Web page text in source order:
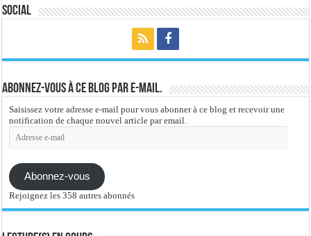
Social
Abonnez-vous à ce blog par e-mail.
Saisissez votre adresse e-mail pour vous abonner à ce blog et recevoir une
notification de chaque nouvel article par email.
Adresse
e-
Abonnez-vous
Rejoignez les 358 autres abonnés